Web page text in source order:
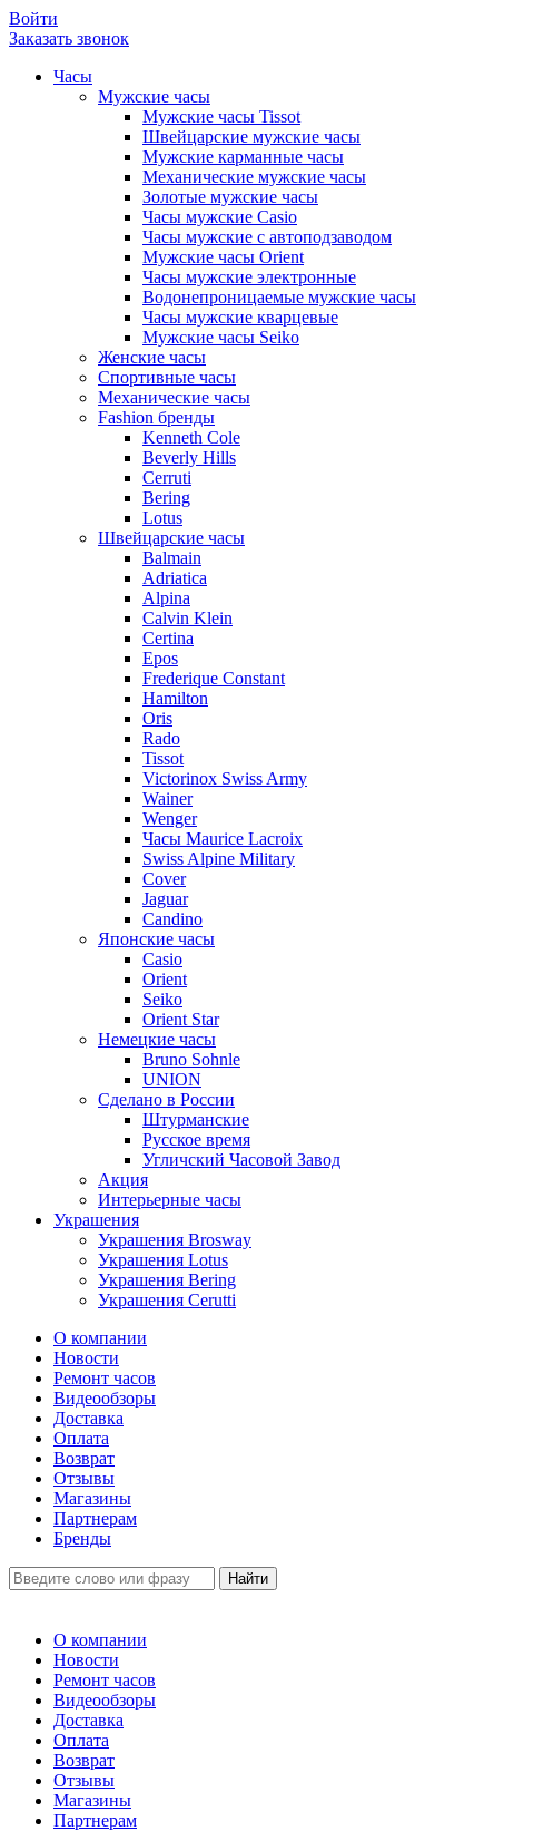
Войти
Заказать звонок
Часы
Мужские часы
Мужские часы Tissot
Швейцарские мужские часы
Мужские карманные часы
Механические мужские часы
Золотые мужские часы
Часы мужские Casio
Часы мужские с автоподзаводом
Мужские часы Orient
Часы мужские электронные
Водонепроницаемые мужские часы
Часы мужские кварцевые
Мужские часы Seiko
Женские часы
Спортивные часы
Механические часы
Fashion бренды
Kenneth Cole
Beverly Hills
Cerruti
Bering
Lotus
Швейцарские часы
Balmain
Adriatica
Alpina
Calvin Klein
Certina
Epos
Frederique Constant
Hamilton
Oris
Rado
Tissot
Victorinox Swiss Army
Wainer
Wenger
Часы Maurice Lacroix
Swiss Alpine Military
Cover
Jaguar
Candino
Японские часы
Casio
Orient
Seiko
Orient Star
Немецкие часы
Bruno Sohnle
UNION
Сделано в России
Штурманские
Русское время
Угличский Часовой Завод
Акция
Интерьерные часы
Украшения
Украшения Brosway
Украшения Lotus
Украшения Bering
Украшения Cerutti
О компании
Новости
Ремонт часов
Видеообзоры
Доставка
Оплата
Возврат
Отзывы
Магазины
Партнерам
Бренды
О компании
Новости
Ремонт часов
Видеообзоры
Доставка
Оплата
Возврат
Отзывы
Магазины
Партнерам